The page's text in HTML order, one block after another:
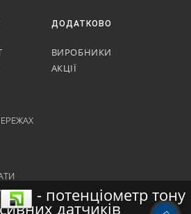
- потенціометр тону
датчиків
ДОДАТКОВО
ВИРОБНИКИ
АКЦІЇ